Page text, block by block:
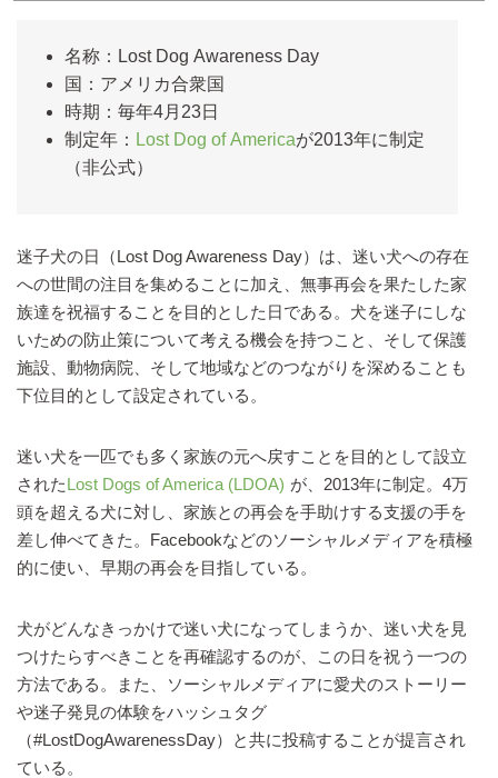
名称：Lost Dog Awareness Day
国：アメリカ合衆国
時期：毎年4月23日
制定年： Lost Dog of Americaが2013年に制定
（非公式）
迷子犬の日（Lost Dog Awareness Day）は、迷い犬への存在
への世間の注目を集めることに加え、無事再会を果たした家
族達を祝福することを目的とした日である。犬を迷子にしな
いための防止策について考える機会を持つこと、そして保護
施設、動物病院、そして地域などのつながりを深めることも
下位目的として設定されている。
迷い犬を一匹でも多く家族の元へ戻すことを目的として設立
されたLost Dogs of America (LDOA) が、2013年に制定。4万
頭を超える犬に対し、家族との再会を手助けする支援の手を
差し伸べてきた。Facebookなどのソーシャルメディアを積極
的に使い、早期の再会を目指している。
犬がどんなきっかけで迷い犬になってしまうか、迷い犬を見
つけたらすべきことを再確認するのが、この日を祝う一つの
方法である。また、ソーシャルメディアに愛犬のストーリー
や迷子発見の体験をハッシュタグ
（#LostDogAwarenessDay）と共に投稿することが提言され
ている。